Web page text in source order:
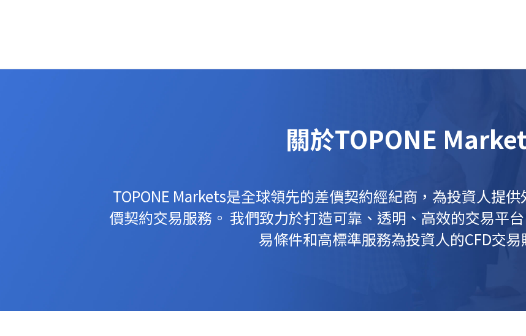
關於TOPONE
TOPONE Markets是全球領先的差價契約經紀商，為投資人提
價契約交易服務。 我們致力於打造可靠、透明、高效的交易平
易條件和高標準服務為投資人的CFD交易